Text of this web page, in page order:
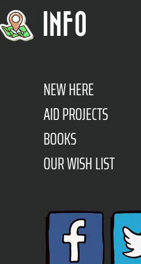
INFO
NEW HERE
AID PROJECTS
BOOKS
OUR WISH LIST